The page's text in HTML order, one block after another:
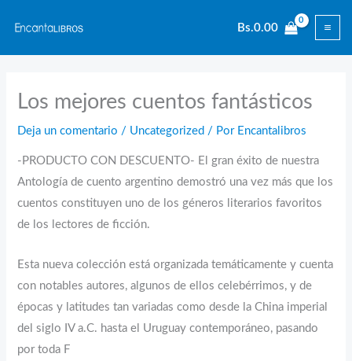
contenido
Bs.0.00
Los mejores cuentos fantásticos
Deja un comentario / Uncategorized / Por Encantalibros
-PRODUCTO CON DESCUENTO- El gran éxito de nuestra
Antología de cuento argentino demostró una vez más que los
cuentos constituyen uno de los géneros literarios favoritos
de los lectores de ficción.
Esta nueva colección está organizada temáticamente y cuenta
con notables autores, algunos de ellos celebérrimos, y de
épocas y latitudes tan variadas como desde la China imperial
del siglo IV a.C. hasta el Uruguay contemporáneo, pasando
por toda F